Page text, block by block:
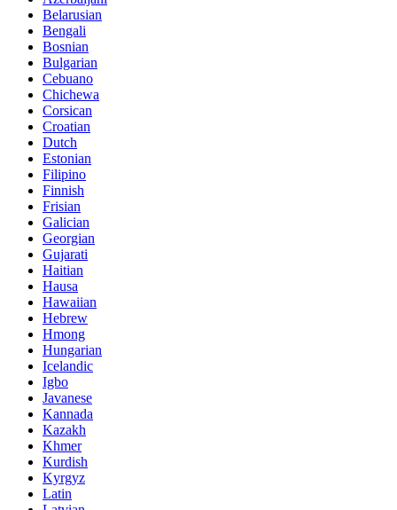
Belarusian
Bengali
Bosnian
Bulgarian
Cebuano
Chichewa
Corsican
Croatian
Dutch
Estonian
Filipino
Finnish
Frisian
Galician
Georgian
Gujarati
Haitian
Hausa
Hawaiian
Hebrew
Hmong
Hungarian
Icelandic
Igbo
Javanese
Kannada
Kazakh
Khmer
Kurdish
Kyrgyz
Latin